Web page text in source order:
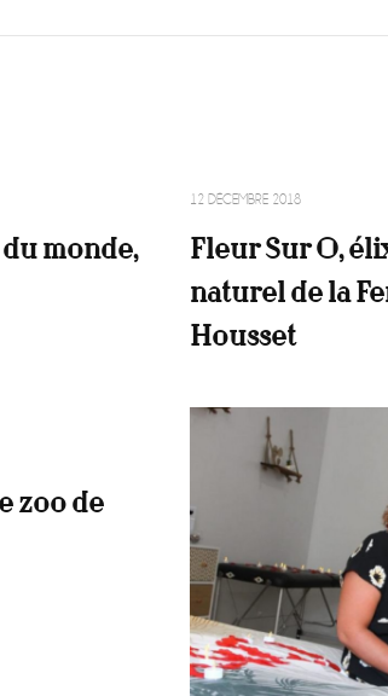
monde,
12 DÉCEMBRE 2018
Fleur Sur O,
naturel de la
Housset
zoo de